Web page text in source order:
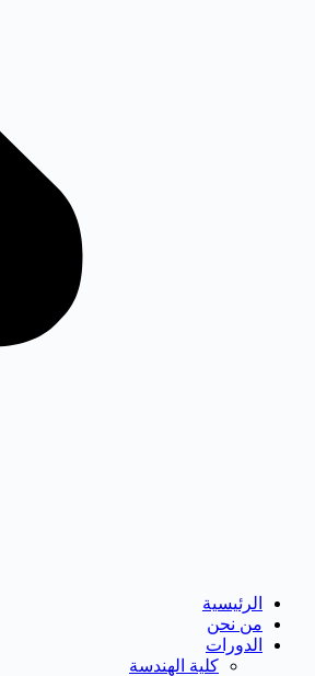
الرئيسية
من نحن
الدورات
كلية الهندسة